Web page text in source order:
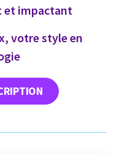
et impactant
votre style en